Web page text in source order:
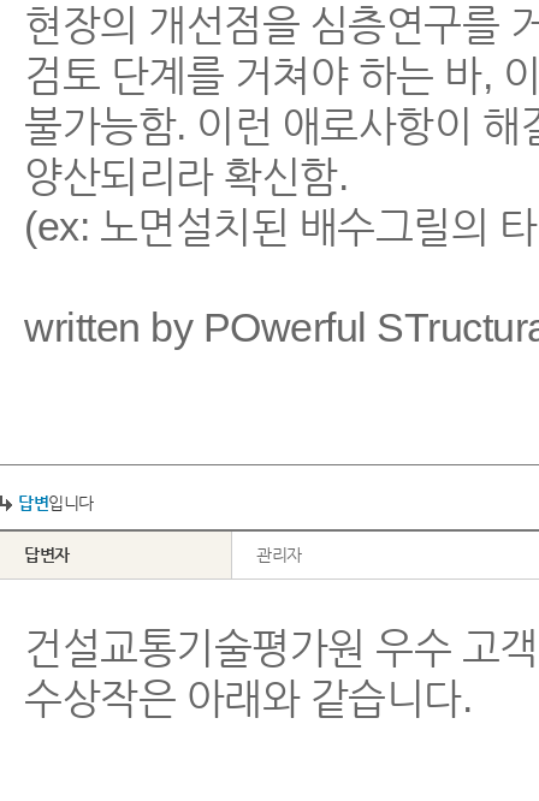
현장의 개선점을 심층연구를
검토 단계를 거쳐야 하는 바,
불가능함. 이런 애로사항이
양산되리라 확신함.
(ex: 노면설치된 배수그릴의
written by POwerful
답변입니다
답변자 관리자
건설교통기술평가원 우수 고
수상작은 아래와 같습니다.